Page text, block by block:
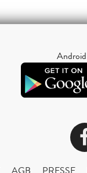
Android